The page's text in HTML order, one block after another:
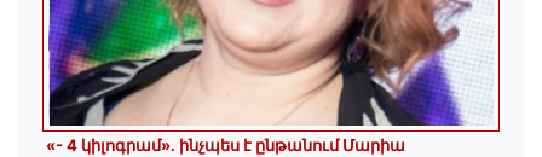
«- 4 կիլոգրամ». ինչպես է ընթանում Մարիա